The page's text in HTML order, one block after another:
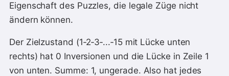
Eigenschaft des Puzzles, die legale Züge nicht
ändern können.
Der Zielzustand (1‑2‑3‑...‑15 mit Lücke unten
rechts) hat 0 Inversionen und die Lücke in Zeile 1
von unten. Summe: 1, ungerade. Also hat jedes